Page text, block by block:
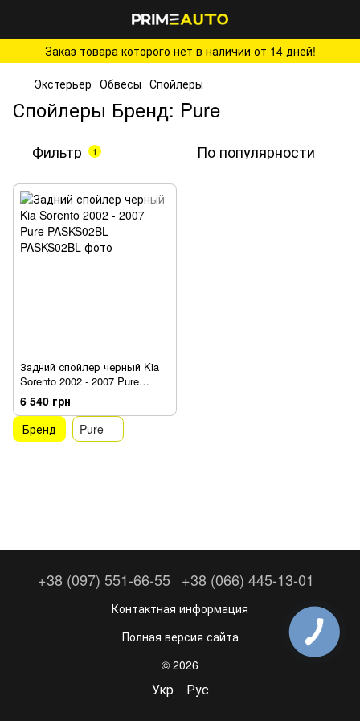
Заказ товара которого нет в наличии от 14 дней!
Экстерьер Обвесы Спойлеры
Спойлеры Бренд: Pure
Фильтр 1 По популярности
Задний спойлер черный Kia
Sorento 2002 - 2007 Pure
PASKS02BL
6 540 грн
Бренд
Pure
+38 (097) 551-66-55 +38 (066) 445-13-01
Контактная информация
Полная версия сайта
© 2026
Укр Рус